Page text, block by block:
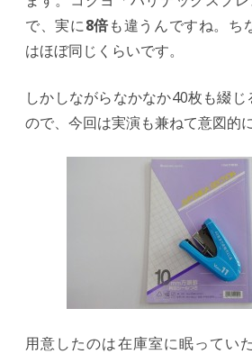
で、実に8倍も違うんですね。ち
はほぼ同じくらいです。
しかしながらなかなか40枚も綴
ので、今回は実演も兼ねて意図的
用意したのは在庫室に眠ってい